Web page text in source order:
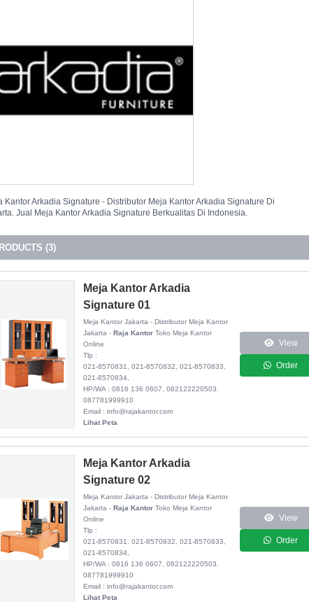
Kantor Arkadia Signature - Distributor Meja Kantor Arkadia Signature Di
Jual Meja Kantor Arkadia Signature Berkualitas Di Indonesia.
(3)
Meja Kantor Arkadia
Signature 01
Meja Kantor Jakarta - Distributor Meja Kantor
Jakarta -Raja Kantor Toko Meja Kantor
Online
Tlp :
021-8570831, 021-8570832, 021-8570833,
021-8570834,
HP/WA : 0816 136 0607, 082122220503.
087781999910
Email : info@rajakantor.com
Lihat Peta
View
Order
Meja Kantor Arkadia
Signature 02
Meja Kantor Jakarta - Distributor Meja Kantor
Jakarta -Raja Kantor Toko Meja Kantor
Online
Tlp :
021-8570831, 021-8570832, 021-8570833,
021-8570834,
HP/WA : 0816 136 0607, 082122220503.
087781999910
Email : info@rajakantor.com
Lihat Peta
View
Order